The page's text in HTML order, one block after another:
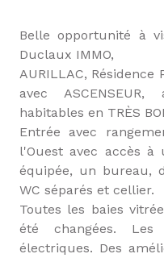
Belle opportunité à
Duclaux IMMO,
AURILLAC,
avec
habitables en TRÈS
Entrée avec
l'Ouest avec accès à
équipée, un bureau,
WC séparés et cellier.
Toutes les baies
été changées.
électriques. Des